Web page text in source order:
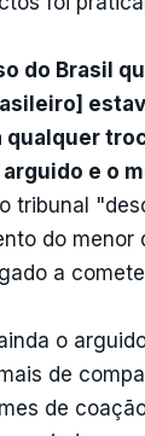
do Brasil
qualquer
e o
tribunal
do menor
a
o
de
de